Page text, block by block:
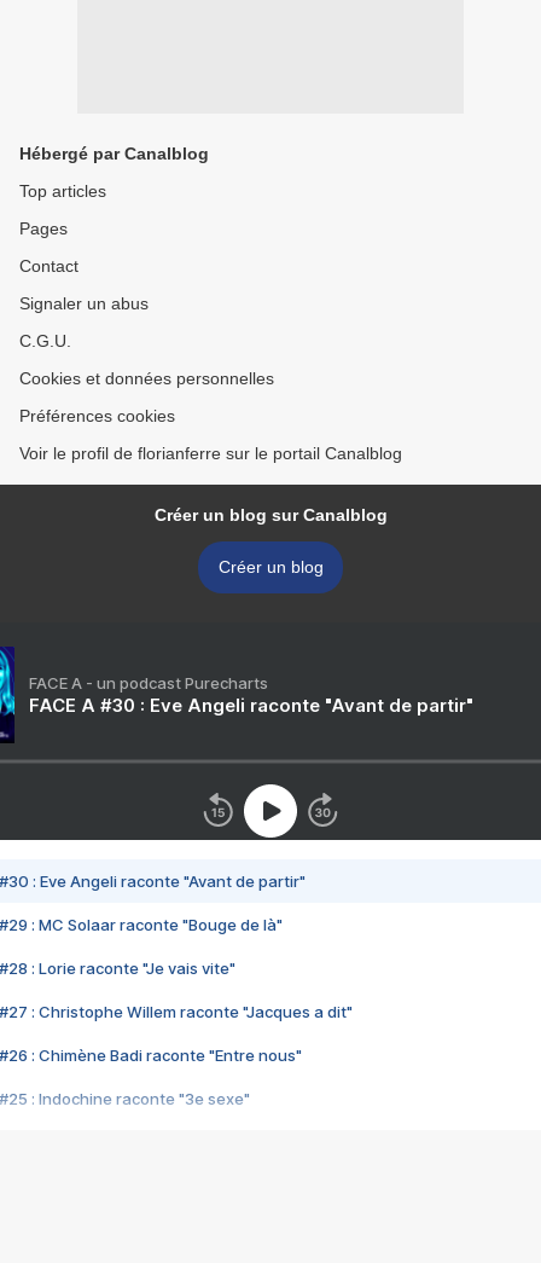
Hébergé par Canalblog
Top articles
Pages
Contact
Signaler un abus
C.G.U.
Cookies et données personnelles
Préférences cookies
Voir le profil de florianferre sur le portail Canalblog
Créer un blog sur Canalblog
Créer un blog
FACE A - un podcast Purecharts
FACE A #30 : Eve Angeli raconte "Avant de partir"
#30 : Eve Angeli raconte "Avant de partir"
#29 : MC Solaar raconte "Bouge de là"
#28 : Lorie raconte "Je vais vite"
#27 : Christophe Willem raconte "Jacques a dit"
#26 : Chimène Badi raconte "Entre nous"
#25 : Indochine raconte "3e sexe"